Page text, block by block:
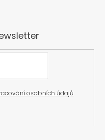
osobních údajů